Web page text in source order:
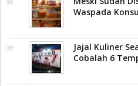
Waspada
Jajal Kuliner
Cobalah 6